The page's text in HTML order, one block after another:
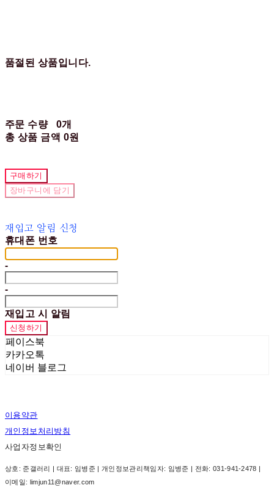
품절된 상품입니다.
주문 수량
0개
총 상품 금액 0원
구매하기
장바구니에 담기
재입고 알림 신청
휴대폰 번호
-
-
재입고 시 알림
신청하기
페이스북
카카오톡
네이버 블로그
이용약관
개인정보처리방침
사업자정보확인
상호: 준갤러리 | 대표: 임병준 | 개인정보관리책임자: 임병준 | 전화: 031-941-2478 |
이메일: limjun11@naver.com